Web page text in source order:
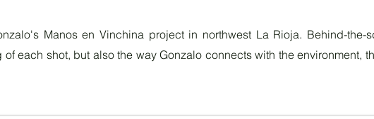
Manos en Vinchina project in northwest La Rioja. Behind-the-
each shot, but also the way Gonzalo connects with the environment,